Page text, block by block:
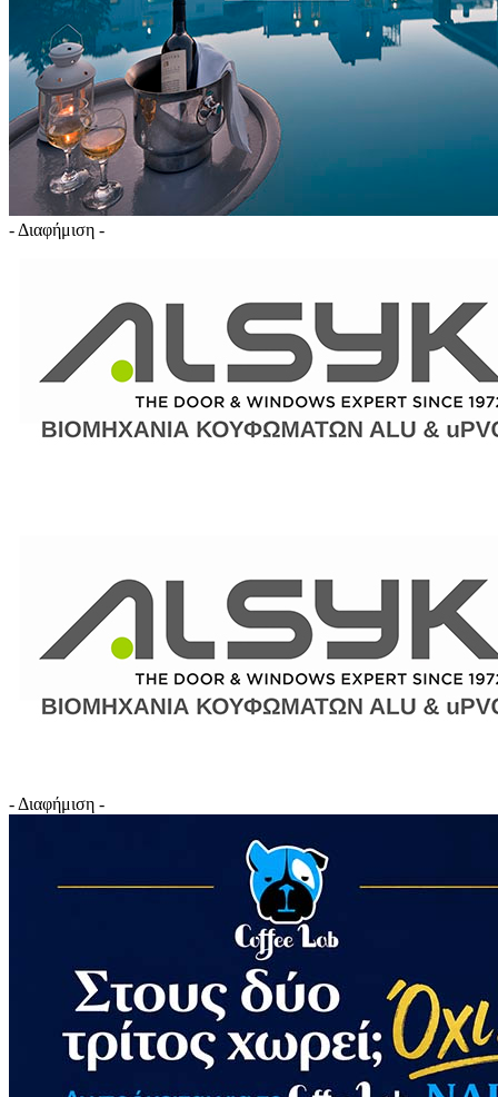
- Διαφήμιση -
- Διαφήμιση -